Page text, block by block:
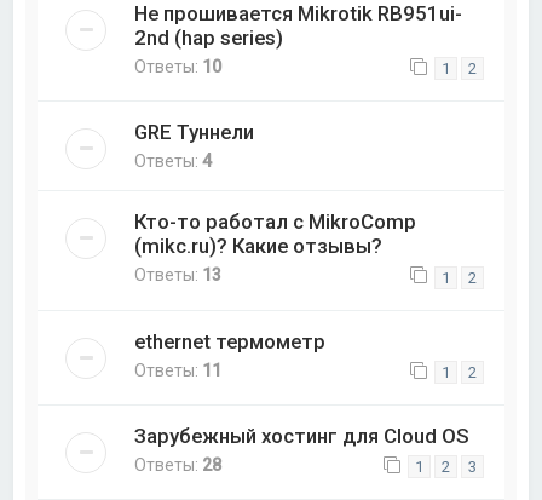
Не прошивается Mikrotik RB951ui-
2nd (hap series)
Ответы: 10 1 2
GRE Туннели
Ответы:4
Кто-то работал с MikroComp
(mikc.ru)? Какие отзывы?
Ответы: 13 1 2
ethernet термометр
Ответы: 11 1 2
Зарубежный хостинг для Cloud OS
Ответы: 28 1 2 3